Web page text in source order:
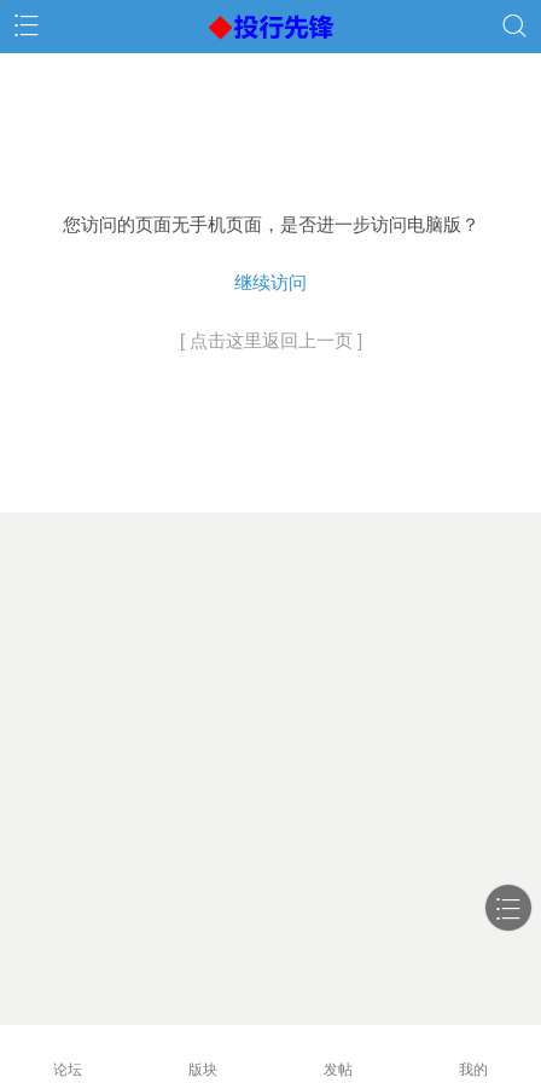
您访问的页面无手机页面，是否进一步访问电脑版？
继续访问
[ 点击这里返回上一页 ]
论坛 版块 发帖 我的